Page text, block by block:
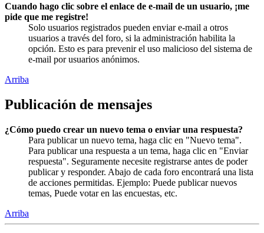
Cuando hago clic sobre el enlace de e-mail de un usuario, ¡me
pide que me registre!
Solo usuarios registrados pueden enviar e-mail a otros
usuarios a través del foro, si la administración habilita la
opción. Esto es para prevenir el uso malicioso del sistema de
e-mail por usuarios anónimos.
Arriba
Publicación de mensajes
¿Cómo puedo crear un nuevo tema o enviar una respuesta?
Para publicar un nuevo tema, haga clic en "Nuevo tema".
Para publicar una respuesta a un tema, haga clic en "Enviar
respuesta". Seguramente necesite registrarse antes de poder
publicar y responder. Abajo de cada foro encontrará una lista
de acciones permitidas. Ejemplo: Puede publicar nuevos
temas, Puede votar en las encuestas, etc.
Arriba